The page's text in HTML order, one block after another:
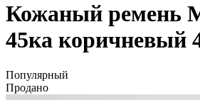
Кожаный ремень
45ка коричневый
Популярный
Продано